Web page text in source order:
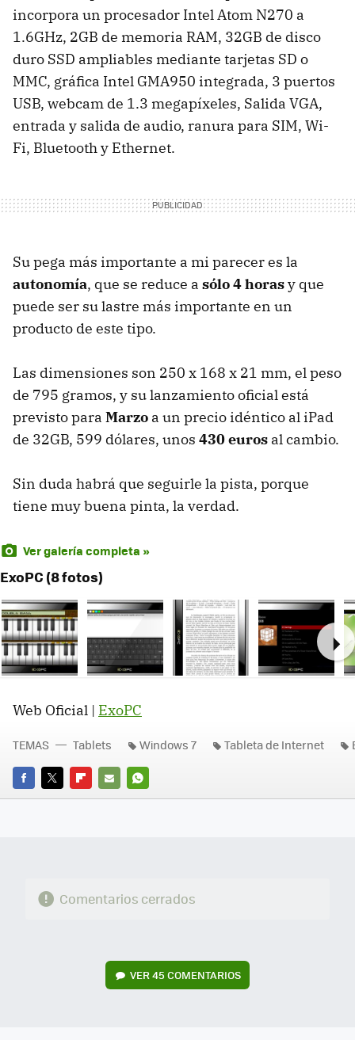
incorpora un procesador Intel Atom N270 a
1.6GHz, 2GB de memoria RAM, 32GB de disco
duro SSD ampliables mediante tarjetas SD o
MMC, gráfica Intel GMA950 integrada, 3 puertos
USB, webcam de 1.3 megapíxeles, Salida VGA,
entrada y salida de audio, ranura para SIM, Wi-
Fi, Bluetooth y Ethernet.
Su pega más importante a mi parecer es la
autonomía, que se reduce a sólo 4 horasy que
puede ser su lastre más importante en un
producto de este tipo.
Las dimensiones son 250 x 168 x 21 mm, el peso
de 795 gramos, y su lanzamiento oficial está
previsto para Marzo a un precio idéntico al iPad
de 32GB, 599 dólares, unos 430 euros al cambio.
Sin duda habrá que seguirle la pista, porque
tiene muy buena pinta, la verdad.
Ver galería completa »
ExoPC (8 fotos)
Web Oficial | ExoPC
FACEBOOK
TWITTERFLIPBOARD
E-
WHATSAPP
TEMAS Tablets Windows 7 Tableta de Internet
Comentarios cerrados
VER45 COMENTARIOS